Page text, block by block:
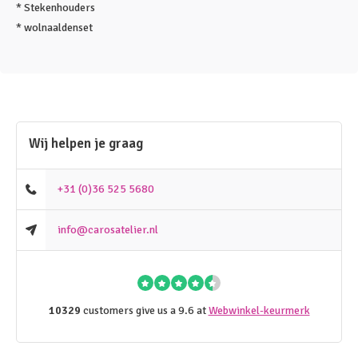
* Stekenhouders
* wolnaaldenset
Wij helpen je graag
+31 (0)36 525 5680
info@carosatelier.nl
10329 customers give us a 9.6 atWebwinkel-keurmerk